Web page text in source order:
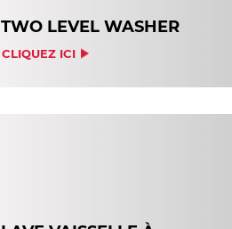
TWO LEVEL WASHER
CLIQUEZ ICI